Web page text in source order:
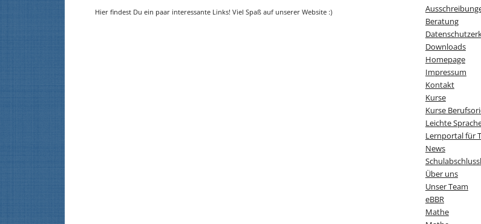
Hier findest Du ein paar interessante Links! Viel Spaß auf unserer Website :)
Beratung
Downloads
Homepage
Impressum
Kontakt
Kurse
Kurse
Leichte
Lernportal für
News
Über uns
Unser Team
eBBR
Mathe